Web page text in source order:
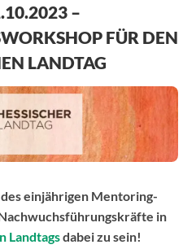
–
FÜR DEN
LANDTAG
einjährigen Mentoring-
in
Landtagsdabei zu sein!